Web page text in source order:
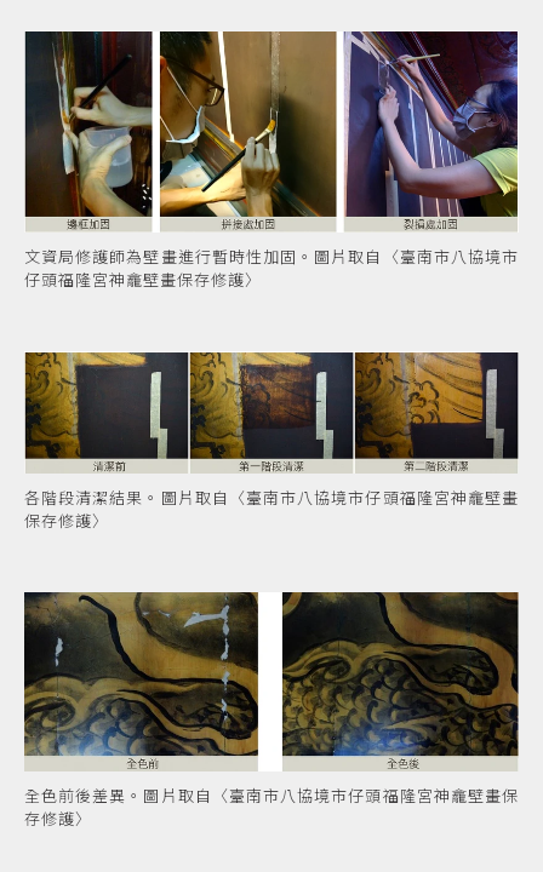
文資局修護師為壁畫進行暫時性加固。圖片取自〈臺南市八協境市
仔頭福隆宮神龕壁畫保存修護〉
各階段清潔結果。圖片取自〈臺南市八協境市仔頭福隆宮神龕壁畫
保存修護〉
全色前後差異。圖片取自〈臺南市八協境市仔頭福隆宮神龕壁畫保
存修護〉